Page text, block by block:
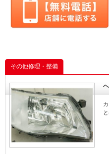
その他修理・整備